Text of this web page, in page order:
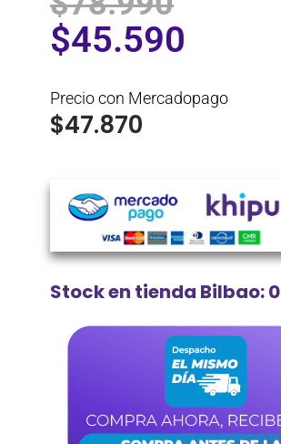
$45.590
Precio con Mercadopago
$47.870
Stock en tienda Bilbao: 0